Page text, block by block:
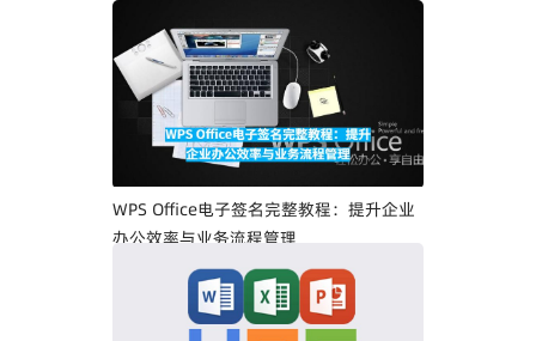
WPS Office电子签名完整教程：提升企业
办公效率与业务流程管理